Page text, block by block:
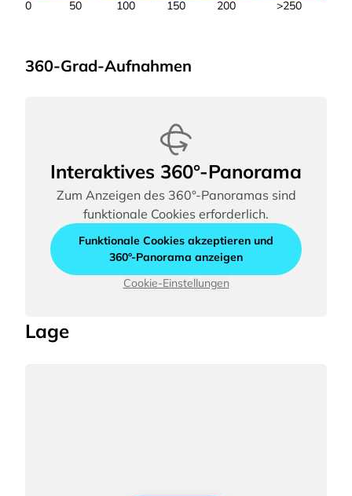
50 100 150 200
0 >250
360-Grad-Aufnahmen
Interaktives 360°-Panorama
Zum Anzeigen des 360°-Panoramas sind
funktionale Cookies erforderlich.
Funktionale Cookies akzeptieren und
360°-Panorama anzeigen
Cookie-Einstellungen
Lage